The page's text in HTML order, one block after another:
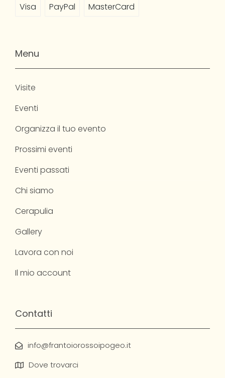
Visa PayPal MasterCard
Menu
Visite
Eventi
Organizza il tuo evento
Prossimi eventi
Eventi passati
Chi siamo
Cerapulia
Gallery
Lavora con noi
Il mio account
Contatti
info@frantoiorossoipogeo.it
Dove trovarci